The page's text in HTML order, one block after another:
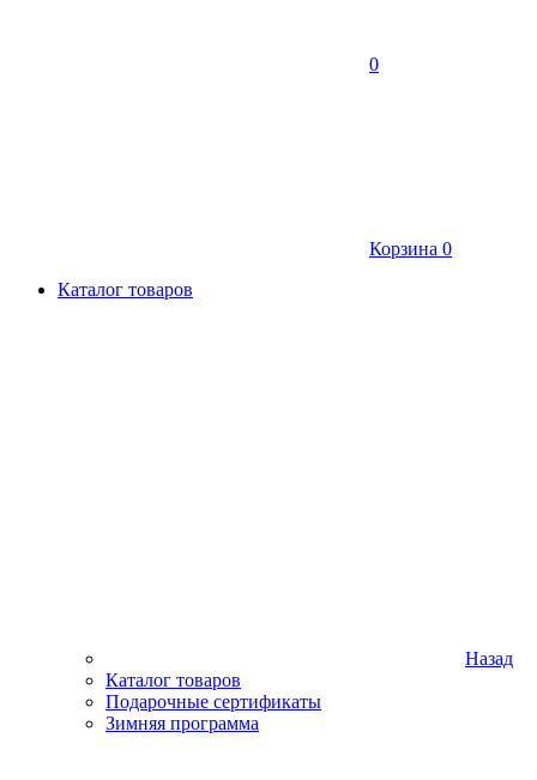
0
Корзина 0
Каталог товаров
Назад
Каталог товаров
Подарочные сертификаты
Зимняя программа